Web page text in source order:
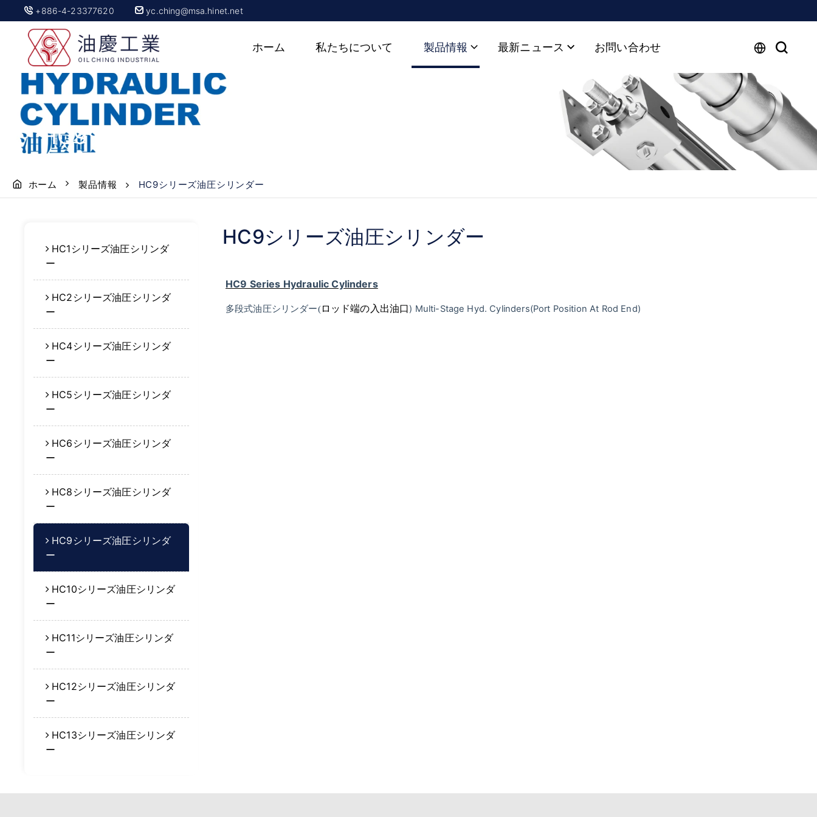
+886-4-23377620 yc.ching@msa.hinet.net
ホーム 私たちについて 製品情報 最新ニュース お問い合わせ
HC9シリーズ油圧シリンダー
ホーム 製品情報 HC9シリーズ油圧シリンダー
HC1シリーズ油圧シリンダ
ー
HC2シリーズ油圧シリンダ
ー
HC4シリーズ油圧シリンダ
ー
HC5シリーズ油圧シリンダ
ー
HC6シリーズ油圧シリンダ
ー
HC8シリーズ油圧シリンダ
ー
HC9シリーズ油圧シリンダ
ー
HC10シリーズ油圧シリンダ
ー
HC11シリーズ油圧シリンダ
ー
HC12シリーズ油圧シリンダ
ー
HC13シリーズ油圧シリンダ
ー
HC9シリーズ油圧シリンダー
HC9 Series Hydraulic Cylinders
多段式油圧シリンダー(ロッド端の入出油口) Multi-Stage Hyd. Cylinders(Port Position At Rod End)